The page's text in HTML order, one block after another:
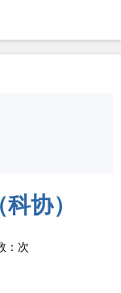
协）
次